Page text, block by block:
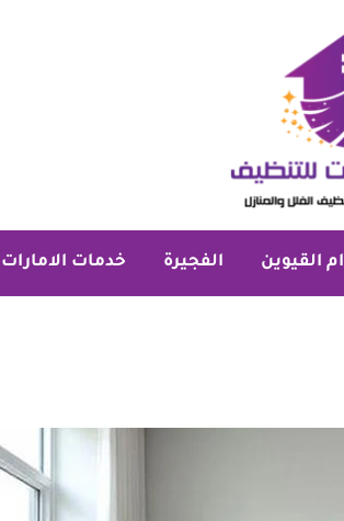
ام القيوين الفجيرة خدمات الامارات